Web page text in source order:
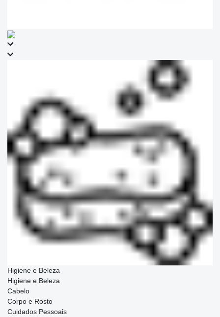
Higiene e Beleza
Higiene e Beleza
Cabelo
Corpo e Rosto
Cuidados Pessoais